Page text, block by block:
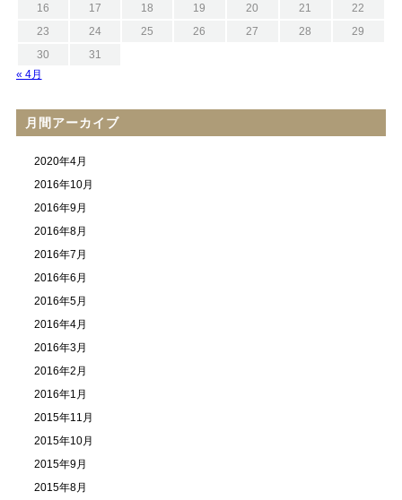
16 17 18 19 20 21
22
23
24 25 26 27 28
29
30
31
« 4月
月間アーカイブ
2020年4月
2016年10月
2016年9月
2016年8月
2016年7月
2016年6月
2016年5月
2016年4月
2016年3月
2016年2月
2016年1月
2015年11月
2015年10月
2015年9月
2015年8月